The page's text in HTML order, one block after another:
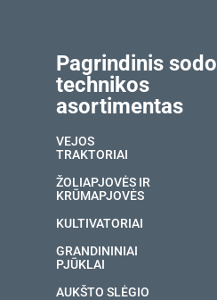
Pagrindinis sodo
technikos
asortimentas
VEJOS
TRAKTORIAI
ŽOLIAPJOVĖS IR
KRŪMAPJOVĖS
KULTIVATORIAI
GRANDININIAI
PJŪKLAI
AUKŠTO SLĖGIO